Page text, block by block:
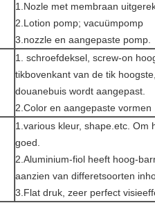
1.Nozle met membraan
2.Lotion pomp; vacuümpomp
3.nozzle en aangepaste pomp.
1. schroefdeksel, screw-on
tikbovenkant van de tik
douanebuis wordt aangepast.
2.Color en aangepaste vormen
1.various kleur, shape.etc. Om
goed.
2.Aluminium-fiol heeft hoog-
aanzien van differetsoorten
3.Flat druk, zeer perfect